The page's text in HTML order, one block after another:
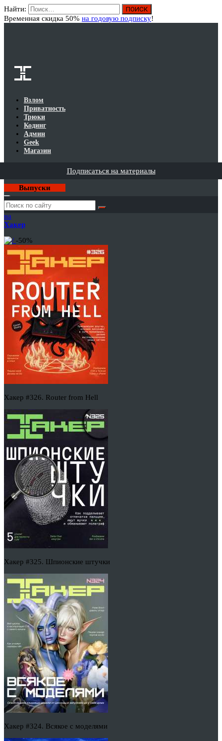
Найти:
Временная скидка 50% на годовую подписку!
Взлом
Приватность
Трюки
Кодинг
Админ
Geek
Магазин
Подписаться на материалы
Выпуски
Годовая
подписка
на
Хакер
-50%
Хакер #326. Router from Hell
Хакер #325. Шпионские штучки
Хакер #324. Всякое с моделями